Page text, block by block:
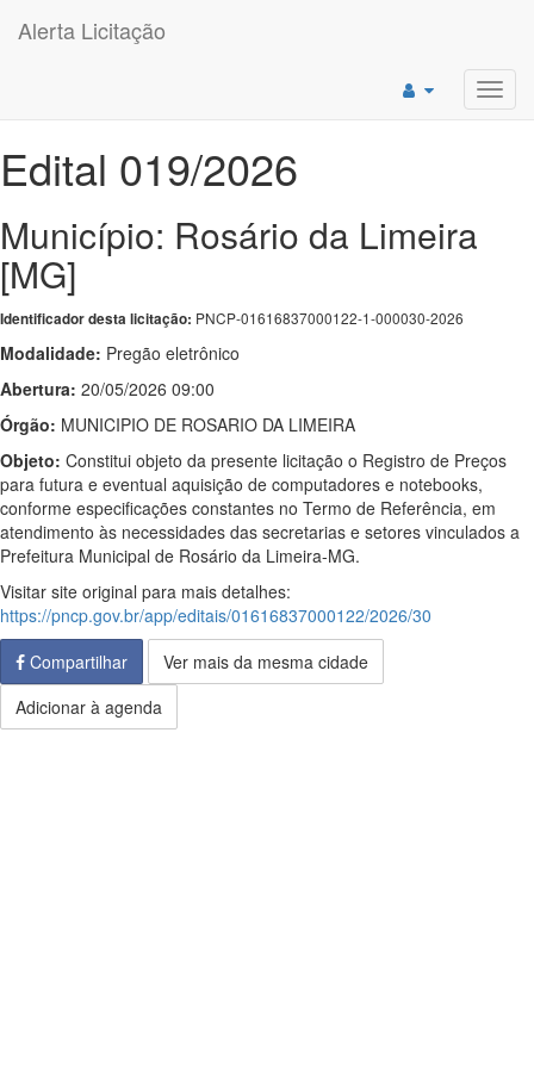
Alerta Licitação
Edital 019/2026
Município: Rosário da Limeira
[MG]
Identificador desta licitação: PNCP-01616837000122-1-000030-2026
Modalidade: Pregão eletrônico
Abertura: 20/05/2026 09:00
Órgão: MUNICIPIO DE ROSARIO DA LIMEIRA
Objeto: Constitui objeto da presente licitação o Registro de Preços
para futura e eventual aquisição de computadores e notebooks,
conforme especificações constantes no Termo de Referência, em
atendimento às necessidades das secretarias e setores vinculados a
Prefeitura Municipal de Rosário da Limeira-MG.
Visitar site original para mais detalhes:
https://pncp.gov.br/app/editais/01616837000122/2026/30
Compartilhar
Ver mais da mesma cidade
Adicionar à agenda